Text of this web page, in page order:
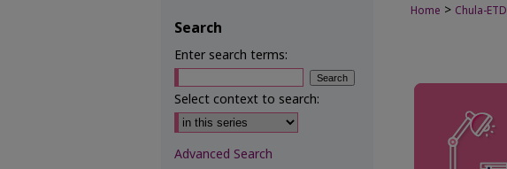
Home > Chula-ETD
Search
Enter search terms:
Select context to search:
Advanced Search